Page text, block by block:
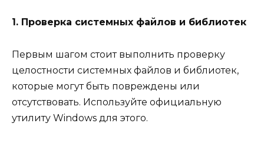
1. Проверка системных файлов и библиотек
Первым шагом стоит выполнить проверку
целостности системных файлов и библиотек,
которые могут быть повреждены или
отсутствовать. Используйте официальную
утилиту Windows для этого.